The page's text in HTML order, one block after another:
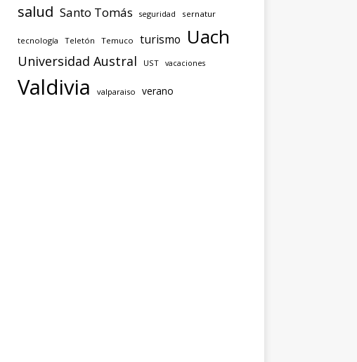
salud Santo Tomás seguridad sernatur
tecnología Teletón Temuco turismo Uach
Universidad Austral UST vacaciones
Valdivia valparaiso verano